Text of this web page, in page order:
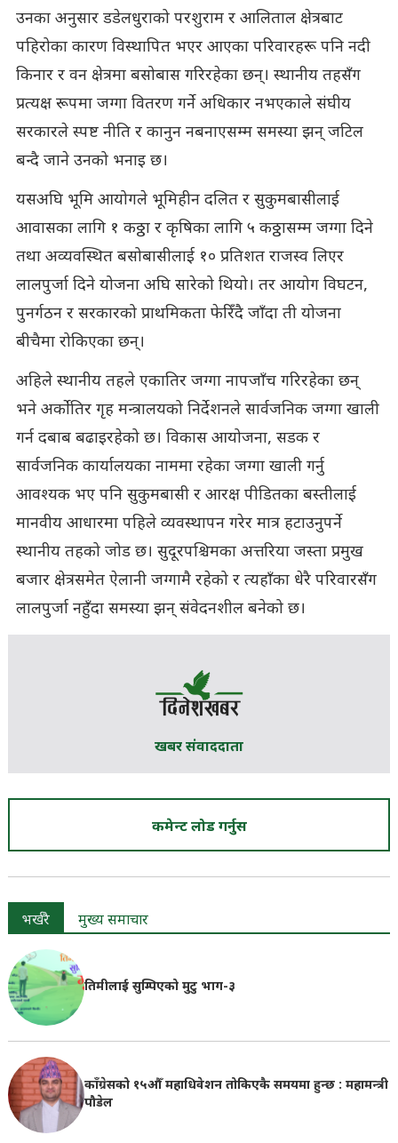
उनका अनुसार डडेलधुराको परशुराम र आलिताल क्षेत्रबाट
पहिरोका कारण विस्थापित भएर आएका परिवारहरू पनि नदी
किनार र वन क्षेत्रमा बसोबास गरिरहेका छन्। स्थानीय तहसँग
प्रत्यक्ष रूपमा जग्गा वितरण गर्ने अधिकार नभएकाले संघीय
सरकारले स्पष्ट नीति र कानुन नबनाएसम्म समस्या झन् जटिल
बन्दै जाने उनको भनाइ छ।
यसअघि भूमि आयोगले भूमिहीन दलित र सुकुमबासीलाई
आवासका लागि १ कठ्ठा र कृषिका लागि ५ कठ्ठासम्म जग्गा दिने
तथा अव्यवस्थित बसोबासीलाई १० प्रतिशत राजस्व लिएर
लालपुर्जा दिने योजना अघि सारेको थियो। तर आयोग विघटन,
पुनर्गठन र सरकारको प्राथमिकता फेरिँदै जाँदा ती योजना
बीचैमा रोकिएका छन्।
अहिले स्थानीय तहले एकातिर जग्गा नापजाँच गरिरहेका छन्
भने अर्कोतिर गृह मन्त्रालयको निर्देशनले सार्वजनिक जग्गा खाली
गर्न दबाब बढाइरहेको छ। विकास आयोजना, सडक र
सार्वजनिक कार्यालयका नाममा रहेका जग्गा खाली गर्नु
आवश्यक भए पनि सुकुमबासी र आरक्ष पीडितका बस्तीलाई
मानवीय आधारमा पहिले व्यवस्थापन गरेर मात्र हटाउनुपर्ने
स्थानीय तहको जोड छ। सुदूरपश्चिमका अत्तरिया जस्ता प्रमुख
बजार क्षेत्रसमेत ऐलानी जग्गामै रहेको र त्यहाँका धेरै परिवारसँग
लालपुर्जा नहुँदा समस्या झन् संवेदनशील बनेको छ।
खबर संवाददाता
कमेन्ट लोड गर्नुस
भर्खरै मुख्य समाचार
तिमीलाई सुम्पिएको मुटु भाग-३
काँग्रेसको १५औँ महाधिवेशन तोकिएकै समयमा हुन्छ : महामन्त्री
पौडेल